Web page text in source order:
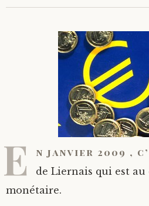
E n janvier 2009 ,
de Liernais qui est au
monétaire.